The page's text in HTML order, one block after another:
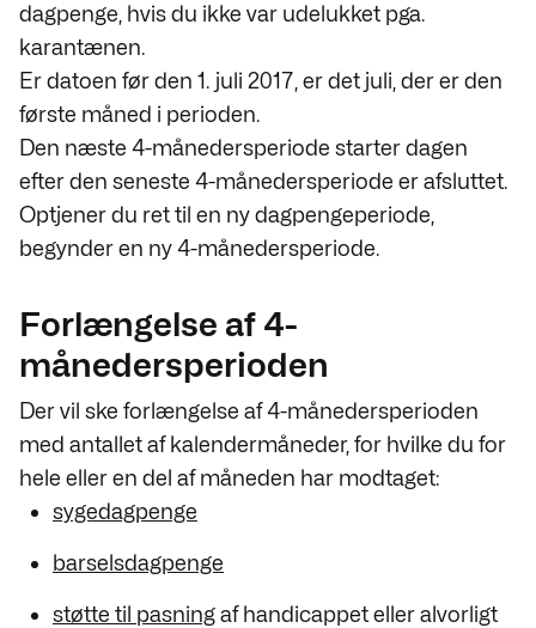
dagpenge, hvis du ikke var udelukket pga.
karantænen.
Er datoen før den 1. juli 2017, er det juli, der er den
første måned i perioden.
Den næste 4-månedersperiode starter dagen
efter den seneste 4-månedersperiode er afsluttet.
Optjener du ret til en ny dagpengeperiode,
begynder en ny 4-månedersperiode.
Forlængelse af 4-
månedersperioden
Der vil ske forlængelse af 4-månedersperioden
med antallet af kalendermåneder, for hvilke du for
hele eller en del af måneden har modtaget:
sygedagpenge
barselsdagpenge
støtte til pasningaf handicappet eller alvorligt